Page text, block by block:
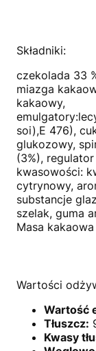
Składniki:
czekolada 33
miazga
kakaowy,
soi),E 476),
glukozowy,
(3%), regulator
kwasowości:
cytrynowy,
substancje
szelak, guma
Masa
Wartości
Wartość
Tłuszcz:
Kwasy